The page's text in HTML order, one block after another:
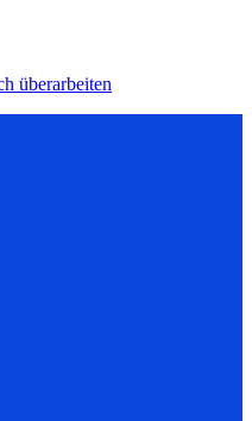
überarbeiten